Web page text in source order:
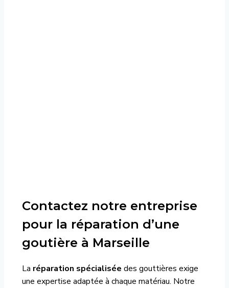
Contactez notre entreprise
pour la réparation d’une
goutière à Marseille
La réparation spécialisée des gouttières exige
une expertise adaptée à chaque matériau. Notre